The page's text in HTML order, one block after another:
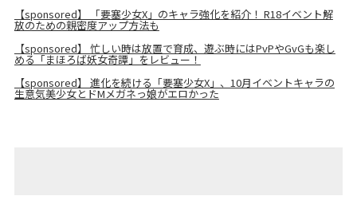
【sponsored】 「要塞少女X」のキャラ強化を紹介！ R18イベント解
放のための親密度アップ方法も
【sponsored】 忙しい時は放置で育成、遊ぶ時にはPvPやGvGも楽し
める「まほろば妖女奇譚」をレビュー！
【sponsored】 進化を続ける「要塞少女X」、10月イベントキャラの
生意気美少女とドMメガネっ娘がエロかった